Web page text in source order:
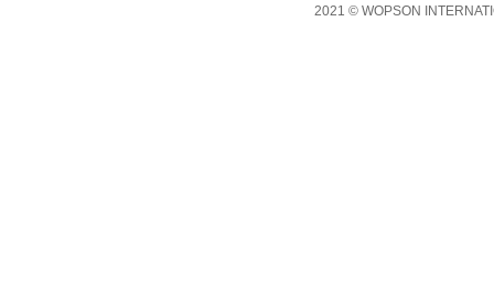
2021 © WOPSON